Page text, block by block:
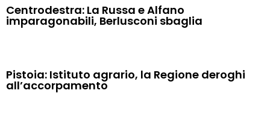
Centrodestra: La Russa e Alfano
imparagonabili, Berlusconi sbaglia
Pistoia: Istituto agrario, la Regione deroghi
all’accorpamento